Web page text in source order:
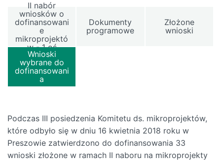
II nabór
wniosków o
dofinansowani
e
mikroprojektó
w - 1 oś
Dokumenty
programowe
Złożone
wnioski
Wnioski
wybrane do
dofinansowani
a
Podczas III posiedzenia Komitetu ds. mikroprojektów,
które odbyło się w dniu 16 kwietnia 2018 roku w
Preszowie zatwierdzono do dofinansowania 33
wnioski złożone w ramach II naboru na mikroprojekty